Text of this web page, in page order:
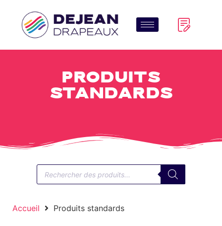
Produits
standards
Accueil Produits standards